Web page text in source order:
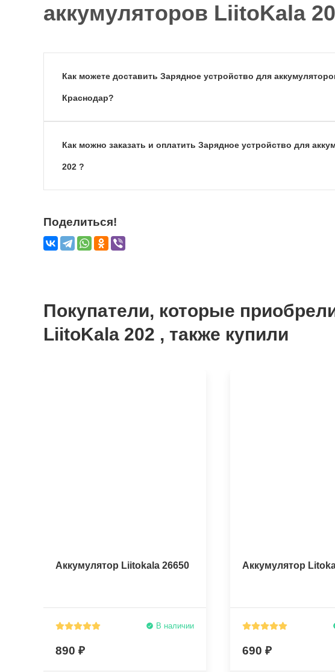
аккумуляторов LiitoKala
Как можете доставить Зарядное устройство для
Краснодар?
Как можно заказать и оплатить Зарядное устройство для
202 ?
Поделиться!
Покупатели, которые
LiitoKala 202 , также купили
Аккумулятор Liitokala 26650
В наличии
890
Аккумулятор
690